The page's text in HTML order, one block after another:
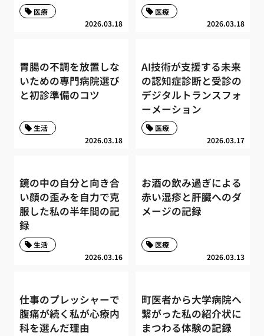
2026.03.18
医療
2026.03.18
医療
胃腸の不調を放置しな
いための専門病院選び
と初診準備のコツ
2026.03.18
生活
AI技術が支援する未来
の認知症診断と受診の
デジタルトランスフォ
ーメーション
2026.03.17
医療
鏡の中の自分と向き合
い顔の歪みを自力で克
服した私の半年間の記
録
2026.03.16
生活
お酒の飲み過ぎによる
赤い湿疹と肝臓へのダ
メージの記録
2026.03.13
医療
仕事のプレッシャーで
腹痛が続く私が心療内
科を選んだ理由
町医者から大学病院へ
繋がった私の紹介状に
まつわる体験の記録